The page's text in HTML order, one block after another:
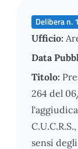
Delibera n.
Ufficio:
Data
Titolo:
264 del
sensi degli